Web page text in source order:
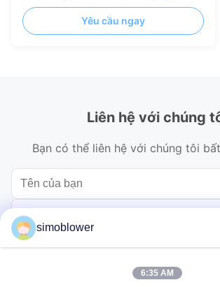
cho hệ thống nồi hơi công nghiệp
Yêu cầu ngay
Liên hệ với chúng
Bạn có thể liên hệ với chúng tôi
simoblower
6:35 AM